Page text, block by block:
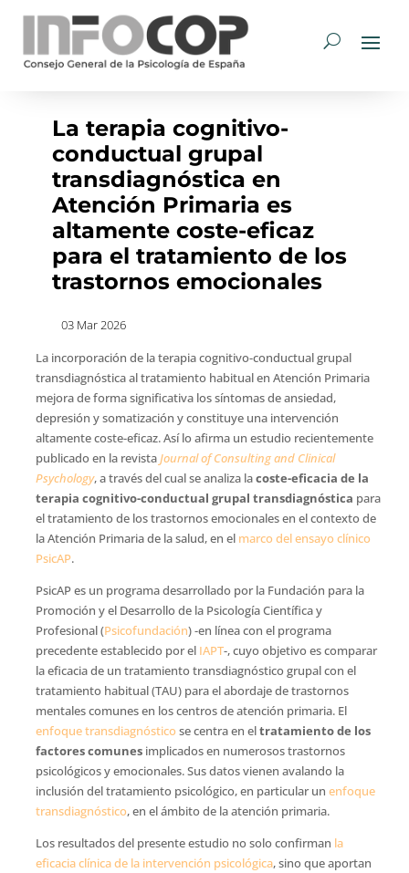
La terapia cognitivo-
conductual grupal
transdiagnóstica en
Atención Primaria es
altamente coste-eficaz
para el tratamiento de los
trastornos emocionales
03 Mar 2026
La incorporación de la terapia cognitivo-conductual grupal
transdiagnóstica al tratamiento habitual en Atención Primaria
mejora de forma significativa los síntomas de ansiedad,
depresión y somatización y constituye una intervención
altamente coste-eficaz. Así lo afirma un estudio recientemente
publicado en la revistaJournal of Consulting and Clinical
Psychology, a través del cual se analiza lacoste-eficacia de la
terapia cognitivo-conductual grupal transdiagnóstica para
el tratamiento de los trastornos emocionales en el contexto de
la Atención Primaria de la salud, en el marco del ensayo clínico
PsicAP.
PsicAP es un programa desarrollado por la Fundación para la
Promoción y el Desarrollo de la Psicología Científica y
Profesional (Psicofundación) -en línea con el programa
precedente establecido por el IAPT-, cuyo objetivo es comparar
la eficacia de un tratamiento transdiagnóstico grupal con el
tratamiento habitual (TAU) para el abordaje de trastornos
mentales comunes en los centros de atención primaria. El
enfoque transdiagnóstico se centra en eltratamiento de los
factores comunesimplicados en numerosos trastornos
psicológicos y emocionales. Sus datos vienen avalando la
inclusión del tratamiento psicológico, en particular un enfoque
transdiagnóstico, en el ámbito de la atención primaria.
Los resultados del presente estudio no solo confirman la
eficacia clínica de la intervención psicológica, sino que aportan